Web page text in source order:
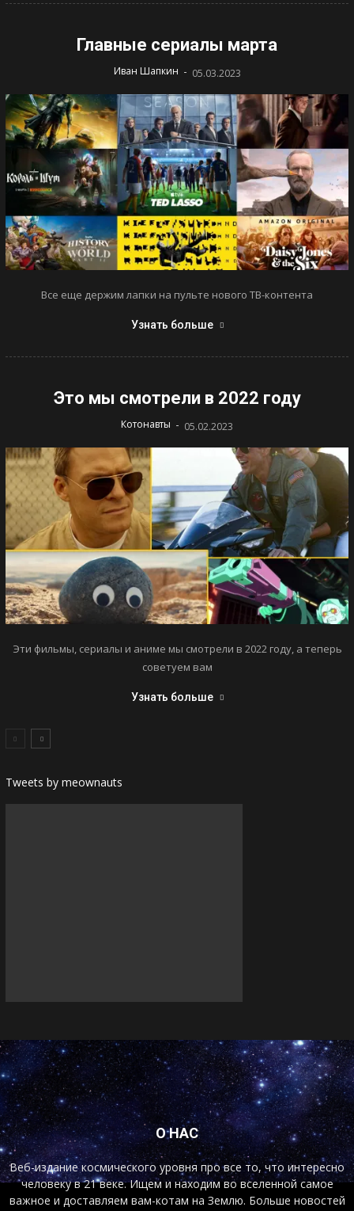
Главные сериалы марта
Иван Шапкин - 05.03.2023
Все еще держим лапки на пульте нового ТВ-контента
Узнать больше
Это мы смотрели в 2022 году
Котонавты - 05.02.2023
Эти фильмы, сериалы и аниме мы смотрели в 2022 году, а теперь
советуем вам
Узнать больше
Tweets by meownauts
О НАС
Веб-издание космического уровня про все то, что интересно
человеку в 21 веке. Ищем и находим во вселенной самое
важное и доставляем вам-котам на Землю. Больше новостей